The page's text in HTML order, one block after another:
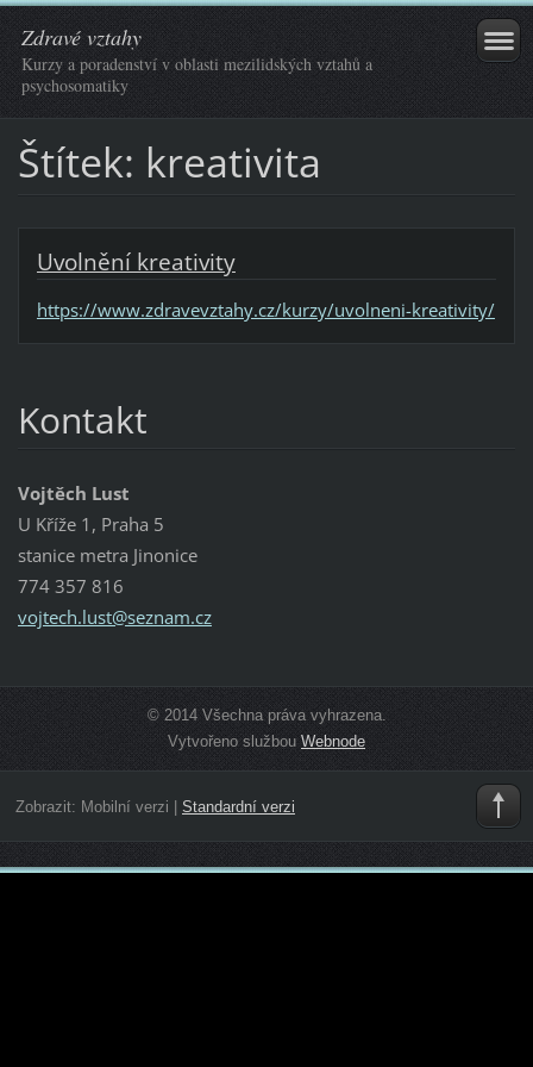
Zdravé vztahy
Kurzy a poradenství v oblasti mezilidských vztahů a
psychosomatiky
Štítek: kreativita
Uvolnění kreativity
https://www.zdravevztahy.cz/kurzy/uvolneni-kreativity/
Kontakt
Vojtěch Lust
U Kříže 1, Praha 5
stanice metra Jinonice
774 357 816
vojtech.lust@seznam.cz
© 2014 Všechna práva vyhrazena.
Vytvořeno službou Webnode
Zobrazit: Mobilní verzi Standardní verzi